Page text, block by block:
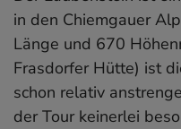
in den Chiemgauer
Länge und 670
Frasdorfer Hütte) ist
schon relativ
der Tour keinerlei